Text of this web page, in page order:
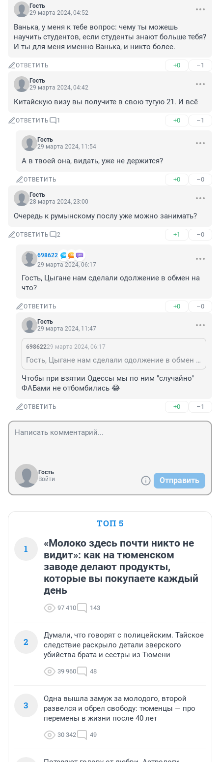
Гость
29 марта 2024, 04:52
Ванька, у меня к тебе вопрос: чему ты можешь
научить студентов, если студенты знают больше тебя?
И ты для меня именно Ванька, и никто более.
ОТВЕТИТЬ +0 –1
Гость
29 марта 2024, 04:42
Китайскую визу вы получите в свою тугую 21. И всё
ОТВЕТИТЬ 1 +0 –1
Гость
29 марта 2024, 11:54
А в твоей она, видать, уже не держится?
ОТВЕТИТЬ +0 –0
Гость
28 марта 2024, 23:00
Очередь к румынскому послу уже можно занимать?
ОТВЕТИТЬ 2 +1 –0
698622
29 марта 2024, 06:17
Гость, Цыгане нам сделали одолжение в обмен на
что?
ОТВЕТИТЬ +0 –0
Гость
29 марта 2024, 11:47
69862229 марта 2024, 06:17
Гость, Цыгане нам сделали одолжение в обмен на что?
Чтобы при взятии Одессы мы по ним "случайно"
ФАБами не отбомбились 😂
ОТВЕТИТЬ +0 –1
Гость
Войти
Отправить
ТОП 5
1
«Молоко здесь почти никто не
видит»: как на тюменском
заводе делают продукты,
которые вы покупаете каждый
день
97 410 143
2
Думали, что говорят с полицейским. Тайское
следствие раскрыло детали зверского
убийства брата и сестры из Тюмени
39 960 48
3
Одна вышла замуж за молодого, второй
развелся и обрел свободу: тюменцы — про
перемены в жизни после 40 лет
30 342 49